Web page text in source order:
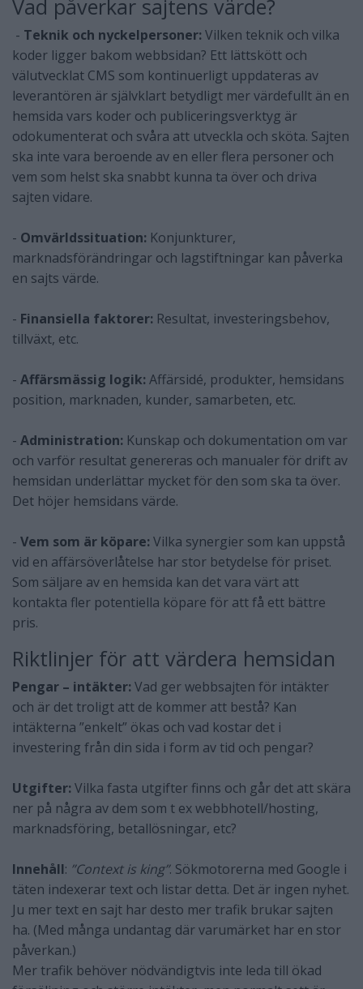
Vad påverkar sajtens värde?
- Teknik och nyckelpersoner: Vilken teknik och vilka
koder ligger bakom webbsidan? Ett lättskött och
välutvecklat CMS som kontinuerligt uppdateras av
leverantören är självklart betydligt mer värdefullt än en
hemsida vars koder och publiceringsverktyg är
odokumenterat och svåra att utveckla och sköta. Sajten
ska inte vara beroende av en eller flera personer och
vem som helst ska snabbt kunna ta över och driva
sajten vidare.
- Omvärldssituation: Konjunkturer,
marknadsförändringar och lagstiftningar kan påverka
en sajts värde.
- Finansiella faktorer: Resultat, investeringsbehov,
tillväxt, etc.
- Affärsmässig logik: Affärsidé, produkter, hemsidans
position, marknaden, kunder, samarbeten, etc.
- Administration: Kunskap och dokumentation om var
och varför resultat genereras och manualer för drift av
hemsidan underlättar mycket för den som ska ta över.
Det höjer hemsidans värde.
- Vem som är köpare: Vilka synergier som kan uppstå
vid en affärsöverlåtelse har stor betydelse för priset.
Som säljare av en hemsida kan det vara värt att
kontakta fler potentiella köpare för att få ett bättre
pris.
Riktlinjer för att värdera hemsidan
Pengar – intäkter: Vad ger webbsajten för intäkter
och är det troligt att de kommer att bestå? Kan
intäkterna ”enkelt” ökas och vad kostar det i
investering från din sida i form av tid och pengar?
Utgifter: Vilka fasta utgifter finns och går det att skära
ner på några av dem som t ex webbhotell/hosting,
marknadsföring, betallösningar, etc?
Innehåll: ”Context is king”. Sökmotorerna med Google i
täten indexerar text och listar detta. Det är ingen nyhet.
Ju mer text en sajt har desto mer trafik brukar sajten
ha. (Med många undantag där varumärket har en stor
påverkan.)
Mer trafik behöver nödvändigtvis inte leda till ökad